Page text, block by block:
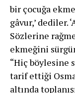
bir çocuğa
gâvur,’ dediler.
Sözlerine
ekmeğini
“Hiç böylesine
tarif ettiği
altında